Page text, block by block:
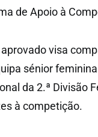
de Apoio à
visa
sénior
da 2.ª Divisão
à competição.